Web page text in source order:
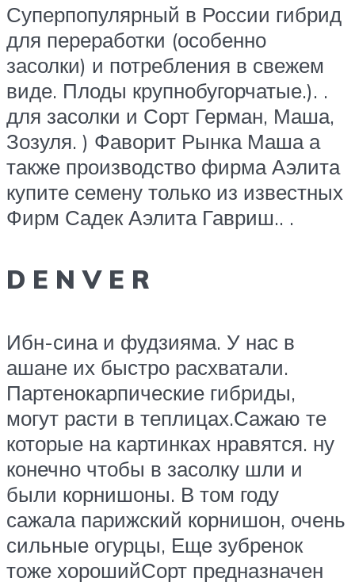
​Суперпопулярный в России гибрид
для переработки (особенно
засолки) и потребления в свежем
виде. Плоды крупнобугорчатые.). .
для засолки и Сорт Герман, Маша,
Зозуля. ) Фаворит Рынка Маша а
также производство фирма Аэлита
купите семену только из известных
Фирм Садек Аэлита Гавриш.. .​
D E N V E R
​Ибн-сина и фудзияма. У нас в
ашане их быстро расхватали.
Партенокарпические гибриды,
могут расти в теплицах.​​Сажаю те
которые на картинках нравятся. ну
конечно чтобы в засолку шли и
были корнишоны. В том году
сажала парижский корнишон, очень
сильные огурцы, Еще зубренок
тоже хороший​​Сорт предназначен